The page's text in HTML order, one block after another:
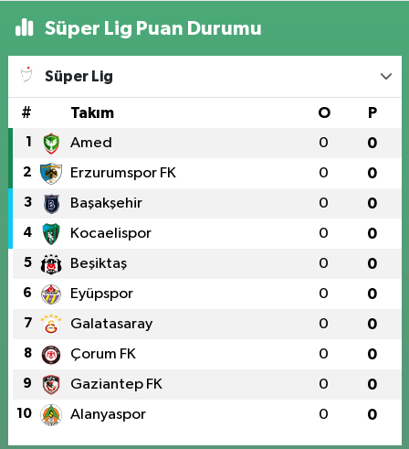
Süper Lig Puan Durumu
Süper Lig
# Takım O P
1 Amed 0 0
2 Erzurumspor FK 0 0
3 Başakşehir 0 0
4 Kocaelispor 0 0
5 Beşiktaş 0 0
6 Eyüpspor 0 0
7 Galatasaray 0 0
8 Çorum FK 0 0
9 Gaziantep FK 0 0
10 Alanyaspor 0 0